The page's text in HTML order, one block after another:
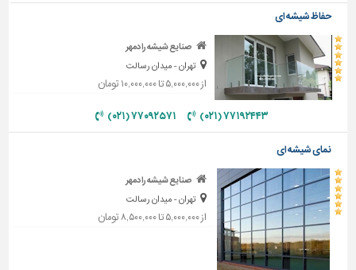
حفاظ شیشه ای
صنایع شیشه رادمهر
تهران - میدان رسالت
از ۵,۰۰۰,۰۰۰ تا ۱۰,۰۰۰,۰۰۰ تومان
۷۷۱۹۲۴۴۳ (۰۲۱) ۷۷۰۹۲۵۷۱ (۰۲۱)
نمای شیشه ای
صنایع شیشه رادمهر
تهران - میدان رسالت
از ۵,۰۰۰,۰۰۰ تا ۸,۵۰۰,۰۰۰ تومان